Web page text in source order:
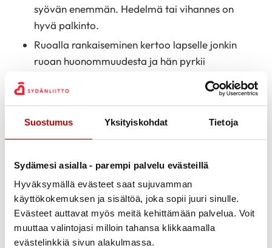
Suostumus Yksityiskohdat Tietoja
Sydämesi asialla - parempi palvelu evästeillä
Hyväksymällä evästeet saat sujuvamman
käyttökokemuksen ja sisältöä, joka sopii juuri sinulle.
Evästeet auttavat myös meitä kehittämään palvelua. Voit
muuttaa valintojasi milloin tahansa klikkaamalla
evästelinkkiä sivun alakulmassa.
syövän enemmän. Hedelmä tai vihannes on
hyvä palkinto.
Ruoalla rankaiseminen kertoo lapselle jonkin
ruoan huonommuudesta ja hän pyrkii
telkkaria.”
Pakottaminen, suostuttelu tai tuputtaminen ei
ratkaise ruokaan tai ruokailuun liittyviä
ongelmia. Lapsen mieltymys tuputettuun
ruokaan yleensä vähenee ja koko
ruokailutilanteesta saattaa jäädä ikävä